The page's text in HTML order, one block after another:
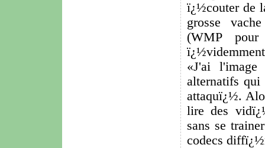
ï¿½couter de
grosse
(WMP
J'ai
alternatifs
attaquï¿½.
lire des
sans se
codecs